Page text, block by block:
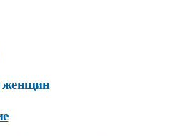
женщин